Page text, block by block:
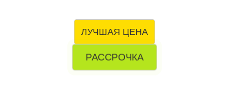
ЛУЧШАЯ ЦЕНА
РАССРОЧКА